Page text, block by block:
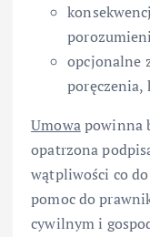
opcjonalne
poręczenia,
Umowapowinna
opatrzona
wątpliwości co
pomoc do
cywilnym i